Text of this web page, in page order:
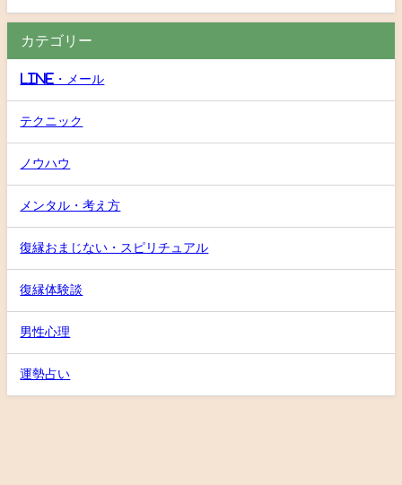
カテゴリー
LINE・メール
テクニック
ノウハウ
メンタル・考え方
復縁おまじない・スピリチュアル
復縁体験談
男性心理
運勢占い